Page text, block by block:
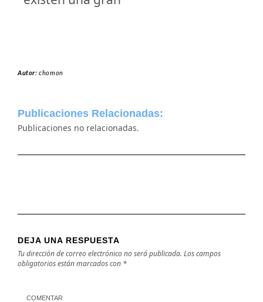
Autor:chomon
Publicaciones Relacionadas:
Publicaciones no relacionadas.
DEJA UNA RESPUESTA
Tu dirección de correo electrónico no será publicada. Los campos
obligatorios están marcados con *
COMENTAR